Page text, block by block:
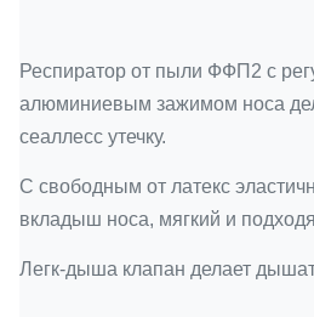
Респиратор от пыли ФФП2 с
алюминиевым зажимом носа
сеаллесс утечку.
С свободным от латекс
вкладыш носа, мягкий и
Легк-дыша клапан делает